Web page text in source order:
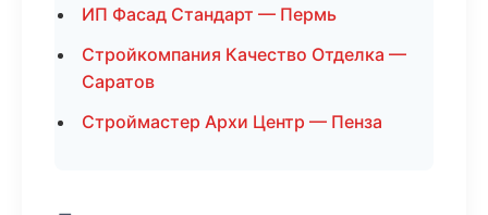
ИП Фасад Стандарт — Пермь
Стройкомпания Качество Отделка —
Саратов
Строймастер Архи Центр — Пенза